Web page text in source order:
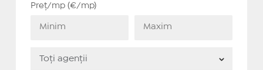
Preț/mp (€/mp)